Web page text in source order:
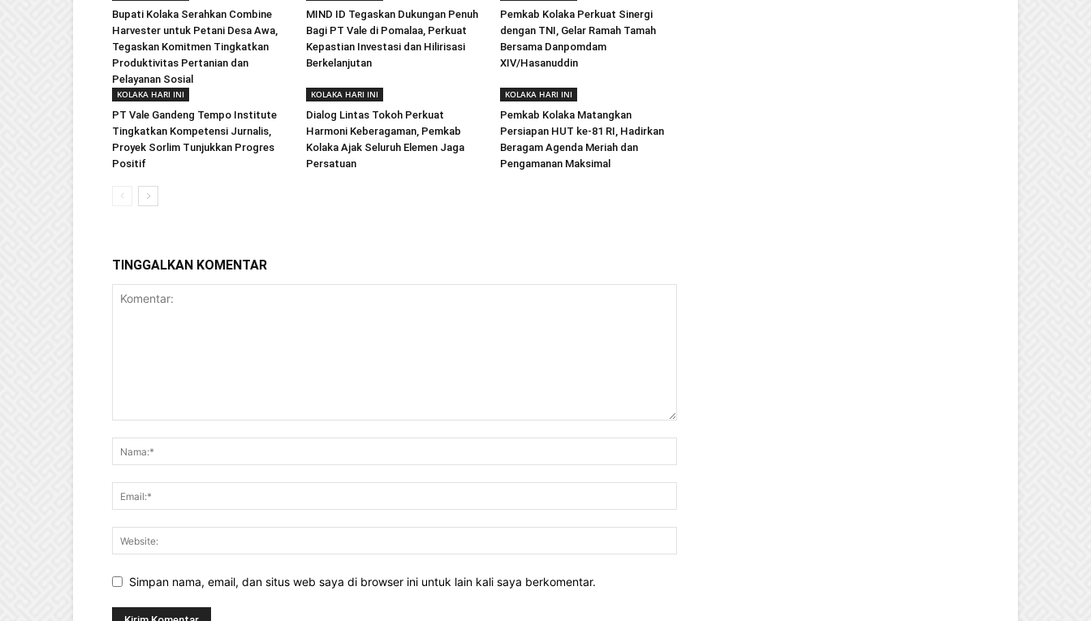
Bupati Kolaka Serahkan Combine
Harvester untuk Petani Desa Awa,
Tegaskan Komitmen Tingkatkan
Produktivitas Pertanian dan
Pelayanan Sosial
MIND ID Tegaskan Dukungan Penuh
Bagi PT Vale di Pomalaa, Perkuat
Kepastian Investasi dan Hilirisasi
Berkelanjutan
Pemkab Kolaka Perkuat Sinergi
dengan TNI, Gelar Ramah Tamah
Bersama Danpomdam
XIV/Hasanuddin
KOLAKA HARI INI
PT Vale Gandeng Tempo Institute
Tingkatkan Kompetensi Jurnalis,
Proyek Sorlim Tunjukkan Progres
Positif
KOLAKA HARI INI
Dialog Lintas Tokoh Perkuat
Harmoni Keberagaman, Pemkab
Kolaka Ajak Seluruh Elemen Jaga
Persatuan
KOLAKA HARI INI
Pemkab Kolaka Matangkan
Persiapan HUT ke-81 RI, Hadirkan
Beragam Agenda Meriah dan
Pengamanan Maksimal
TINGGALKAN KOMENTAR
Simpan nama, email, dan situs web saya di browser ini untuk lain kali saya berkomentar.